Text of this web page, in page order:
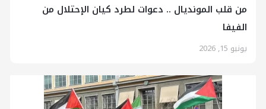
من قلب المونديال .. دعوات لطرد كیان الإحتلال من
الفيفا
يونيو 15, 2026